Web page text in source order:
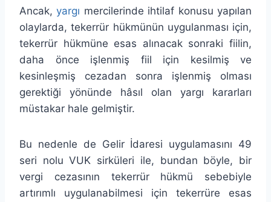
Ancak,yargı mercilerinde ihtilaf konusu yapılan
olaylarda, tekerrür hükmünün uygulanması için,
tekerrür hükmüne esas alınacak sonraki fiilin,
daha önce işlenmiş fiil için kesilmiş ve
kesinleşmiş cezadan sonra işlenmiş olması
gerektiği yönünde hâsıl olan yargı kararları
müstakar hale gelmiştir.
Bu nedenle de Gelir İdaresi uygulamasını 49
seri nolu VUK sirküleri ile, bundan böyle, bir
vergi cezasının tekerrür hükmü sebebiyle
artırımlı uygulanabilmesi için tekerrüre esas